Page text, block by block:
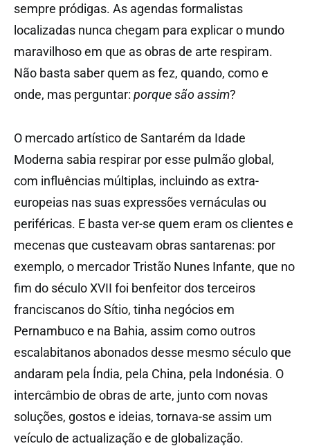
sempre pródigas. As agendas formalistas
localizadas nunca chegam para explicar o mundo
maravilhoso em que as obras de arte respiram.
Não basta saber quem as fez, quando, como e
onde, mas perguntar: porque são assim?
O mercado artístico de Santarém da Idade
Moderna sabia respirar por esse pulmão global,
com influências múltiplas, incluindo as extra-
europeias nas suas expressões vernáculas ou
periféricas. E basta ver-se quem eram os clientes e
mecenas que custeavam obras santarenas: por
exemplo, o mercador Tristão Nunes Infante, que no
fim do século XVII foi benfeitor dos terceiros
franciscanos do Sítio, tinha negócios em
Pernambuco e na Bahia, assim como outros
escalabitanos abonados desse mesmo século que
andaram pela Índia, pela China, pela Indonésia. O
intercâmbio de obras de arte, junto com novas
soluções, gostos e ideias, tornava-se assim um
veículo de actualização e de globalização.